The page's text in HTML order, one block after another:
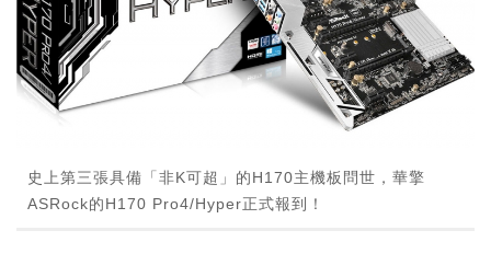
史上第三張具備「非K可超」的H170主機板問世，華擎
ASRock的H170 Pro4/Hyper正式報到！